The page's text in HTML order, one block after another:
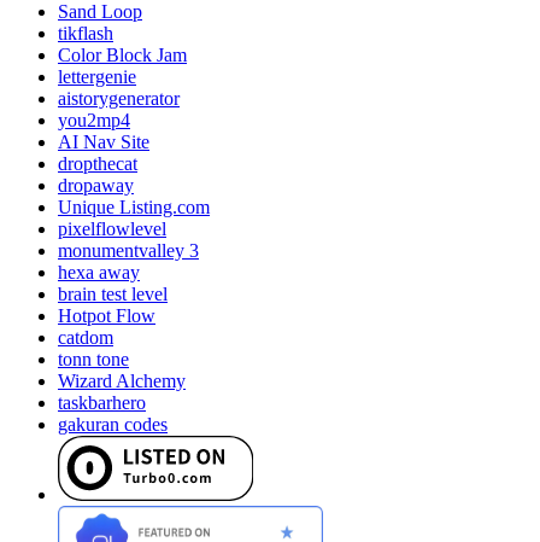
Sand Loop
tikflash
Color Block Jam
lettergenie
aistorygenerator
you2mp4
AI Nav Site
dropthecat
dropaway
Unique Listing.com
pixelflowlevel
monumentvalley 3
hexa away
brain test level
Hotpot Flow
catdom
tonn tone
Wizard Alchemy
taskbarhero
gakuran codes